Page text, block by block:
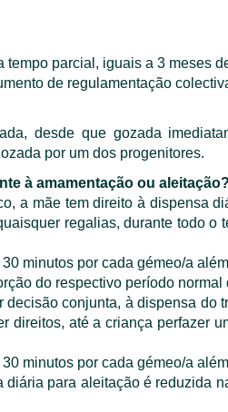
parcial, iguais a 3 meses
de regulamentação
desde que gozada
por um dos progenitores.
à amamentação ou aleitação?
a mãe tem direito à dispensa
regalias, durante todo
minutos por cada gémeo/a
do respectivo período
conjunta, à dispensa
até a criança perfazer
minutos por cada gémeo/a
para aleitação é reduzida